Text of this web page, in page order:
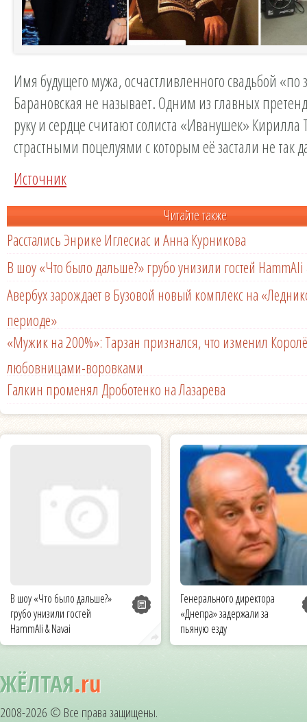
Имя будущего мужа, осчастливленного свадьбой «по
Барановская не называет. Одним из главных
руку и сердце считают солиста «Иванушек» Кирилла
страстными поцелуями с которым её застали не так
Источник
Читайте также
Расстались Энрике Иглесиас и Анна Курникова
В шоу «Что было дальше?» грубо унизили гостей HammAli
Авербух зарождает в Бузовой новый комплекс на
периоде»
«Мужик на 200%»: Тарзан признался, что изменил
любовницами-воровками
Галкин променял Дроботенко на Лазарева
В шоу «Что было дальше?»
грубо унизили гостей
HammAli & Navai
Генерального директора
«Днепра» задержали за
пьяную езду
ЖЁЛТАЯ.ru
2008-2026 © Все права защищены.